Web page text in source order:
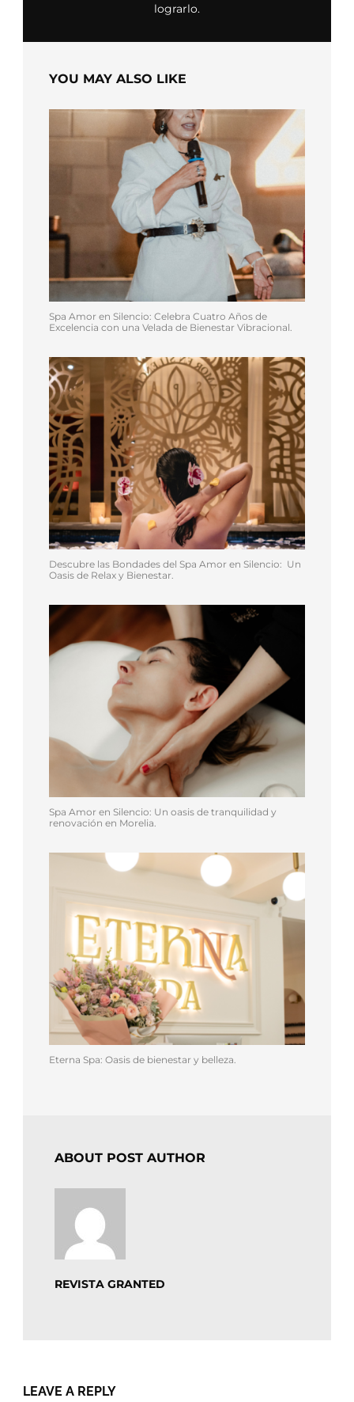
lograrlo.
YOU MAY ALSO LIKE
Spa Amor en Silencio: Celebra Cuatro Años de
Excelencia con una Velada de Bienestar Vibracional.
Descubre las Bondades del Spa Amor en Silencio: Un
Oasis de Relax y Bienestar.
Spa Amor en Silencio: Un oasis de tranquilidad y
renovación en Morelia.
Eterna Spa: Oasis de bienestar y belleza.
ABOUT POST AUTHOR
REVISTA GRANTED
LEAVE A REPLY